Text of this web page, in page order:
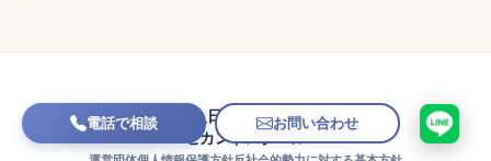
一般社団法人日本フリースクール機構
セカンドスクール
電話で相談 お問い合わせ